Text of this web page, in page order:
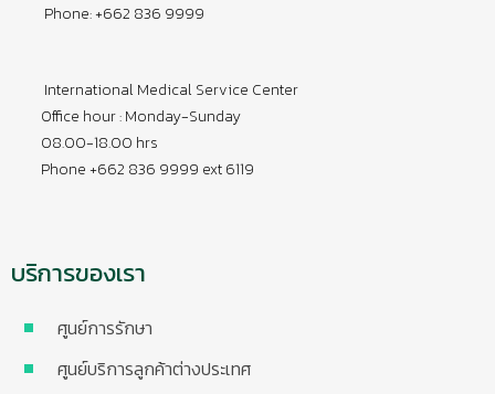
Phone: +662 836 9999
International Medical Service Center
Office hour : Monday-Sunday
08.00-18.00 hrs
Phone +662 836 9999 ext 6119
บริการของเรา
ศูนย์การรักษา
ศูนย์บริการลูกค้าต่างประเทศ